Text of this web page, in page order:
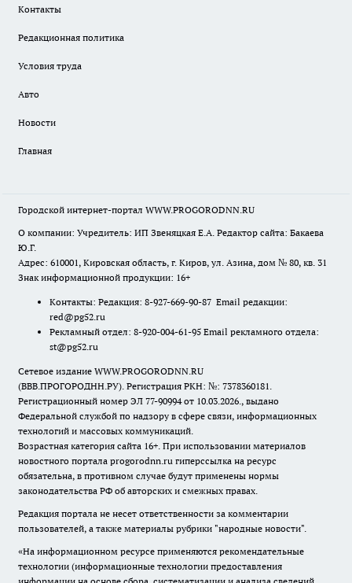
Контакты
Редакционная политика
Условия труда
Авто
Новости
Главная
Городской интернет-портал WWW.PROGORODNN.RU
О компании: Учредитель: ИП Звеняцкая Е.А. Редактор сайта: Бакаева
Ю.Г.
Адрес: 610001, Кировская область, г. Киров, ул. Азина, дом № 80, кв. 31
Знак информационной продукции: 16+
Контакты: Редакция: 8-927-669-90-87 Email редакции:
red@pg52.ru
Рекламный отдел: 8-920-004-61-95 Email рекламного отдела:
st@pg52.ru
Сетевое издание WWW.PROGORODNN.RU
(ВВВ.ПРОГОРОДНН.РУ). Регистрация РКН: №: 7378360181.
Регистрационный номер ЭЛ 77-90994 от 10.03.2026., выдано
Федеральной службой по надзору в сфере связи, информационных
технологий и массовых коммуникаций.
Возрастная категория сайта 16+. При использовании материалов
новостного портала progorodnn.ru гиперссылка на ресурс
обязательна, в противном случае будут применены нормы
законодательства РФ об авторских и смежных правах.
Редакция портала не несет ответственности за комментарии
пользователей, а также материалы рубрики "народные новости".
«На информационном ресурсе применяются рекомендательные
технологии (информационные технологии предоставления